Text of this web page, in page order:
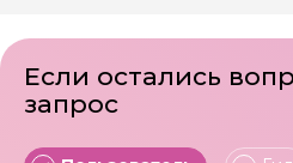
Если остались
запрос